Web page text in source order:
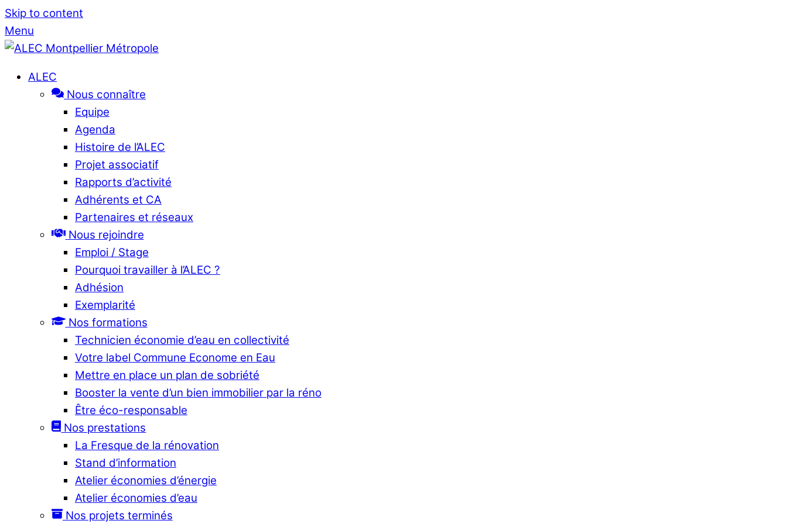
Skip to content
Menu
ALEC
Nous connaître
Equipe
Agenda
Histoire de l’ALEC
Projet associatif
Rapports d’activité
Adhérents et CA
Partenaires et réseaux
Nous rejoindre
Emploi / Stage
Pourquoi travailler à l’ALEC ?
Adhésion
Exemplarité
Nos formations
Technicien économie d’eau en collectivité
Votre label Commune Econome en Eau
Mettre en place un plan de sobriété
Booster la vente d’un bien immobilier par la réno
Être éco-responsable
Nos prestations
La Fresque de la rénovation
Stand d’information
Atelier économies d’énergie
Atelier économies d’eau
Nos projets terminés